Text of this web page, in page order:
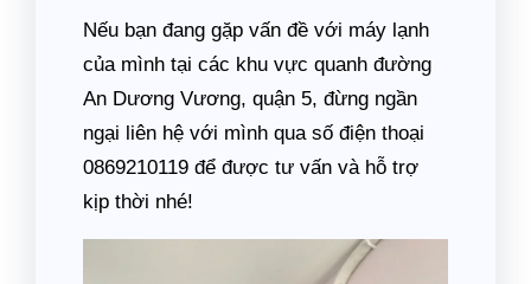
Nếu bạn đang gặp vấn đề với máy lạnh
của mình tại các khu vực quanh đường
An Dương Vương, quận 5, đừng ngần
ngại liên hệ với mình qua số điện thoại
0869210119 để được tư vấn và hỗ trợ
kịp thời nhé!